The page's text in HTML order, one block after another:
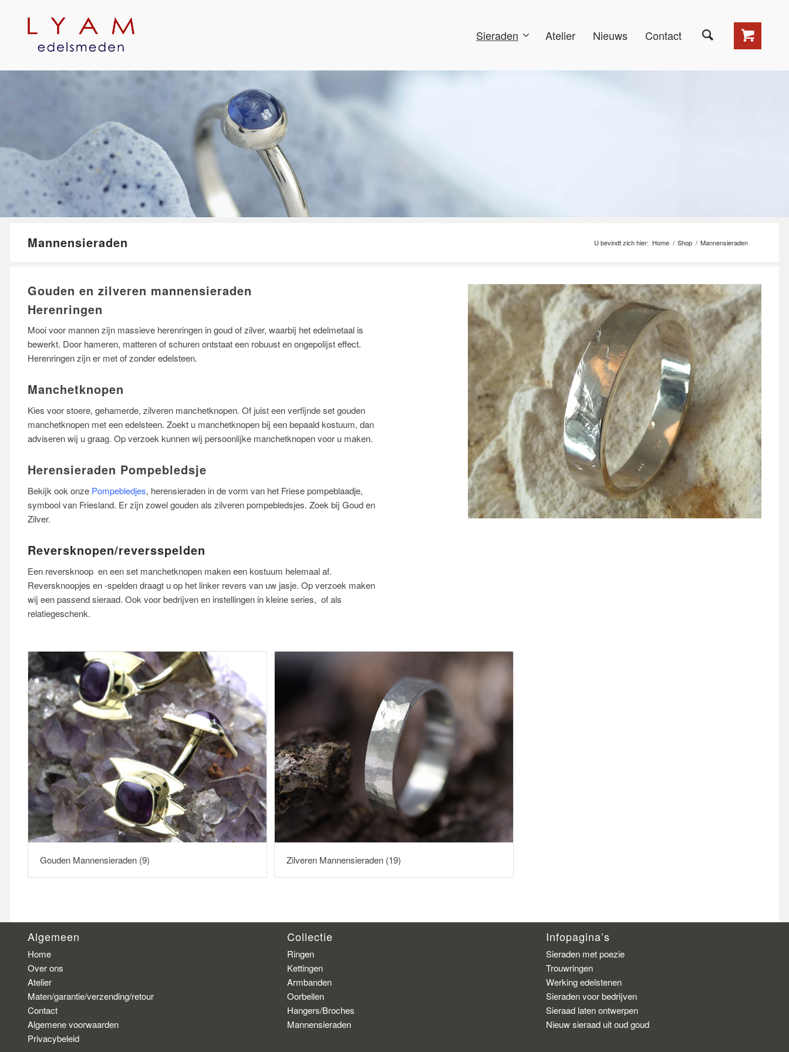
Sieraden Atelier Nieuws Contact
Mannensieraden U bevindt zich hier: Home / Shop / Mannensieraden
Gouden en zilveren mannensieraden
Herenringen
Mooi voor mannen zijn massieve herenringen in goud of zilver, waarbij het edelmetaal is
bewerkt. Door hameren, matteren of schuren ontstaat een robuust en ongepolijst effect.
Herenringen zijn er met of zonder edelsteen.
Manchetknopen
Kies voor stoere, gehamerde, zilveren manchetknopen. Of juist een verfijnde set gouden
manchetknopen met een edelsteen. Zoekt u manchetknopen bij een bepaald kostuum, dan
adviseren wij u graag. Op verzoek kunnen wij persoonlijke manchetknopen voor u maken.
Herensieraden Pompebledsje
Bekijk ook onze Pompebledjes, herensieraden in de vorm van het Friese pompeblaadje,
symbool van Friesland. Er zijn zowel gouden als zilveren pompebledsjes. Zoek bij Goud en
Zilver.
Reversknopen/reversspelden
Een reversknoop en een set manchetknopen maken een kostuum helemaal af.
Reversknoopjes en -spelden draagt u op het linker revers van uw jasje. Op verzoek maken
wij een passend sieraad. Ook voor bedrijven en instellingen in kleine series, of als
relatiegeschenk.
Gouden Mannensieraden (9) Zilveren Mannensieraden (19)
Algemeen
Home
Over ons
Atelier
Maten/garantie/verzending/retour
Contact
Algemene voorwaarden
Privacybeleid
Collectie
Ringen
Kettingen
Armbanden
Oorbellen
Hangers/Broches
Mannensieraden
Infopagina’s
Sieraden met poezie
Trouwringen
Werking edelstenen
Sieraden voor bedrijven
Sieraad laten ontwerpen
Nieuw sieraad uit oud goud